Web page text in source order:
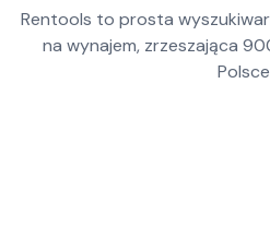
Rentools to prosta
na wynajem, zrzeszająca